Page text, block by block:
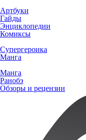
Артбуки
Гайды
Энциклопедии
Комиксы
Супергероика
Манга
Манга
Ранобэ
Обзоры и рецензии